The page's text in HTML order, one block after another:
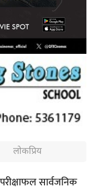
लोकप्रिय
सार्वजनिक